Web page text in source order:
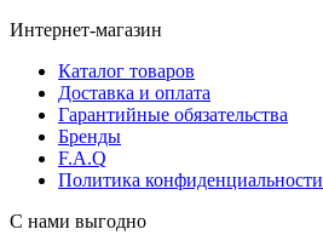
Интернет-магазин
Каталог товаров
Доставка и оплата
Гарантийные обязательства
Бренды
F.A.Q
Политика конфиденциальности
С нами выгодно